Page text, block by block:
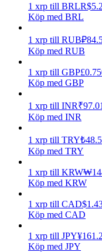
Power Piggy
Tjäna
1 xrp till BRLR$
Köp med BRL
1 xrp till RUB₽
Köp med RUB
1 xrp till GBP£
Köp med GBP
1 xrp till INR₹97.01
Köp med INR
1 xrp till TRY₺
Köp med TRY
1 xrp till KRW₩
Köp med KRW
1 xrp till CAD$
Köp med CAD
1 xrp till JPY¥
Köp med JPY